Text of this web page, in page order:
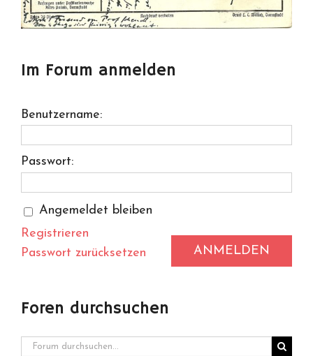
Im Forum anmelden
Benutzername:
Passwort:
Angemeldet bleiben
ANMELDEN
Registrieren
Passwort zurücksetzen
Foren durchsuchen